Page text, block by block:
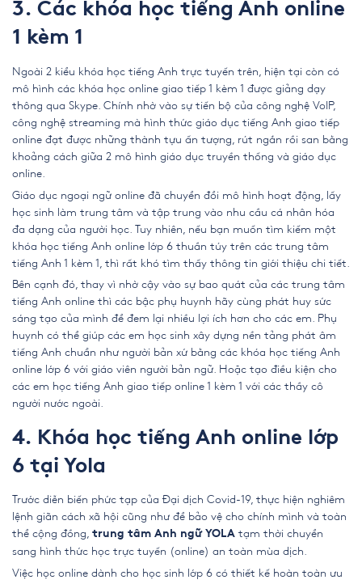
3. Các khóa học tiếng Anh online
1 kèm 1
Ngoài 2 kiểu khóa học tiếng Anh trực tuyến trên, hiện tại còn có
mô hình các khóa học online giao tiếp 1 kèm 1 được giảng dạy
thông qua Skype. Chính nhờ vào sự tiến bộ của công nghệ VoIP,
công nghệ streaming mà hình thức giáo dục tiếng Anh giao tiếp
online đạt được những thành tựu ấn tượng, rút ngắn rồi san bằng
khoảng cách giữa 2 mô hình giáo dục truyền thống và giáo dục
online.
Giáo dục ngoại ngữ online đã chuyển đổi mô hình hoạt động, lấy
học sinh làm trung tâm và tập trung vào nhu cầu cá nhân hóa
đa dạng của người học. Tuy nhiên, nếu bạn muốn tìm kiếm một
khóa học tiếng Anh online lớp 6 thuần túy trên các trung tâm
tiếng Anh 1 kèm 1, thì rất khó tìm thấy thông tin giới thiệu chi tiết.
Bên cạnh đó, thay vì nhờ cậy vào sự bao quát của các trung tâm
tiếng Anh online thì các bậc phụ huynh hãy cùng phát huy sức
sáng tạo của mình để đem lại nhiều lợi ích hơn cho các em. Phụ
huynh có thể giúp các em học sinh xây dựng nền tảng phát âm
tiếng Anh chuẩn như người bản xứ bằng các khóa học tiếng Anh
online lớp 6 với giáo viên người bản ngữ. Hoặc tạo điều kiện cho
các em học tiếng Anh giao tiếp online 1 kèm 1 với các thầy cô
người nước ngoài.
4. Khóa học tiếng Anh online lớp
6 tại Yola
Trước diễn biến phức tạp của Đại dịch Covid-19, thực hiện nghiêm
lệnh giãn cách xã hội cũng như để bảo vệ cho chính mình và toàn
thể cộng đồng, trung tâm Anh ngữ YOLA tạm thời chuyển
sang hình thức học trực tuyến (online) an toàn mùa dịch.
Việc học online dành cho học sinh lớp 6 có thiết kế hoàn toàn ưu